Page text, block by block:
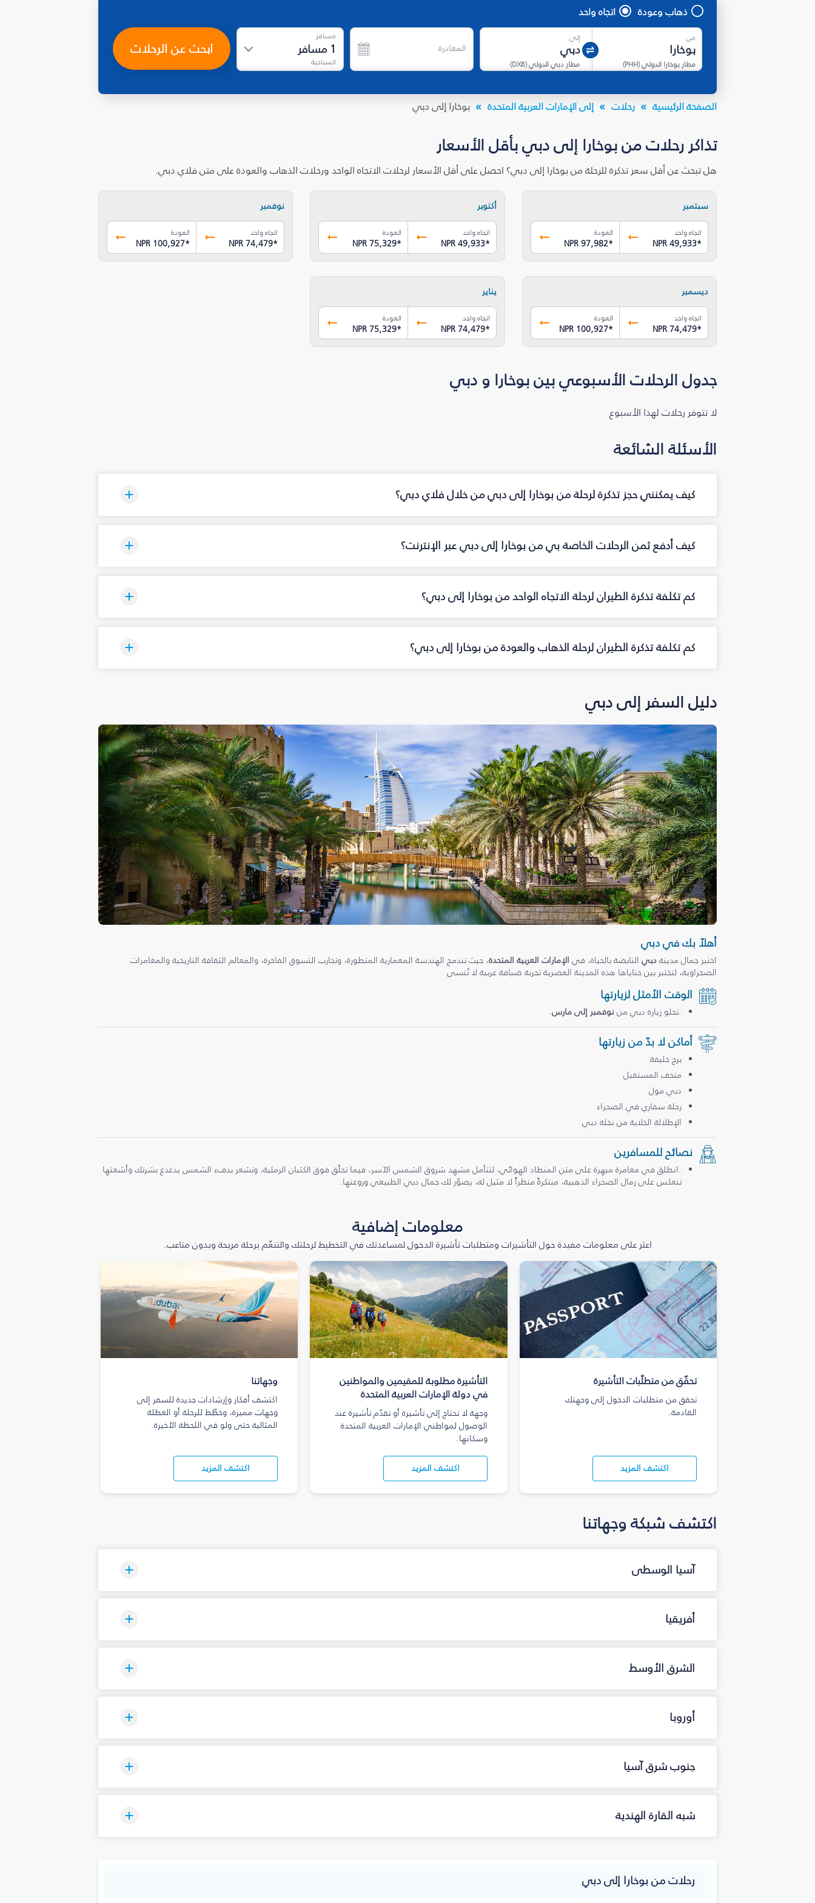
ذهاب وعودة اتجاه واحد
من
مطار بوخارا الدولي(
PHH
)
إلى
مطار دبي الدولي(
DXB
)
المغادرة
مسافر
1 مسافر
السياحية
ابحث عن الرحلات
الصفحة الرئيسية رحلات إلى الإمارات العربية المتحدة بوخارا إلى دبي
تذاكر رحلات من بوخارا إلى دبي بأقل الأسعار
هل تبحث عن أقل سعر تذكرة للرحلة من بوخارا إلى دبي؟ احصل على أقل الأسعار لرحلات الاتجاه الواحد ورحلات الذهاب والعودة على متن فلاي دبي.
سبتمبر
اتجاه واحد
NPR 49,933*
العودة
NPR 97,982*
أكتوبر
اتجاه واحد
NPR 49,933*
العودة
NPR 75,329*
نوفمبر
اتجاه واحد
NPR 74,479*
العودة
NPR 100,927*
ديسمبر
اتجاه واحد
NPR 74,479*
العودة
NPR 100,927*
يناير
اتجاه واحد
NPR 74,479*
العودة
NPR 75,329*
جدول الرحلات الأسبوعي بين بوخارا و دبي
لا تتوفر رحلات لهذا الأسبوع
الأسئلة الشائعة
كيف يمكنني حجز تذكرة لرحلة من بوخارا إلى دبي من خلال فلاي دبي؟
كيف أدفع ثمن الرحلات الخاصة بي من بوخارا إلى دبي عبر الإنترنت؟
كم تكلفة تذكرة الطيران لرحلة الاتجاه الواحد من بوخارا إلى دبي؟
كم تكلفة تذكرة الطيران لرحلة الذهاب والعودة من بوخارا إلى دبي؟
دليل السفر إلى دبي
أهلاً بك في دبي
اختبر جمال مدينةدبي النابضة بالحياة، في الإمارات العربية المتحدة، حيث تندمج الهندسة المعمارية المتطورة، وتجارب التسوق الفاخرة، والمعالم الثقافة التاريخية والمغامرات
الصحراوية، لتختبر بين حناياها هذه المدينة العصرية تجربة ضيافة عربية لا تُنسى
الوقت الأمثل لزيارتها
.تحلو زيارة دبي من نوفمبر إلى مارس.
أماكن لا بدّ من زيارتها
برج خليفة
متحف المستقبل
دبي مول
رحلة سفاري في الصحراء
الإطلالة الخلابة من نخلة دبي
نصائح للمسافرين
.انطلق في مغامرة مبهرة على متن المنطاد الهوائي، لتتأمل مشهد شروق الشمس الآسر، فيما تحلّق فوق الكثبان الرملية، وتشعر بدفء الشمس يدغدغ بشرتك وأشعتها
تنعكس على رمال الصحراء الذهبية، مبتكرةً منظراً لا مثيل له، يصوّر لك جمال دبي الطبيعي وروعتها.
معلومات إضافية
اعثر على معلومات مفيدة حول التأشيرات ومتطلبات تأشيرة الدخول لمساعدتك في التخطيط لرحلتك والتنعّم برحلة مريحة وبدون متاعب.
تحقّق من متطلّبات التأشيرة
تحقق من متطلبات الدخول إلى وجهتك
القادمة.
اكتشف المزيد
التأشيرة مطلوبة للمقيمين والمواطنين
في دولة الإمارات العربية المتحدة
وجهة لا تحتاج إلى تأشيرة أو تقدّم تأشيرة عند
الوصول لمواطني الإمارات العربية المتحدة
وسكانها.
اكتشف المزيد
وجهاتنا
اكتشف أفكار وإرشادات جديدة للسفر إلى
وجهات مميزة، وخطّط للرحلة أو العطلة
المثالية حتى ولو في اللحظة الأخيرة.
اكتشف المزيد
اكتشف شبكة وجهاتنا
آسيا الوسطى
أفريقيا
الشرق الأوسط
أوروبا
جنوب شرق آسيا
شبه القارة الهندية
رحلات من بوخارا إلى دبي